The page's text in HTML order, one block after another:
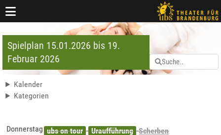
Spielplan 15.01.2026 bis 19.
Februar 2026
Kalender
Kategorien
Donnerstag ubs on tour Uraufführung Scherben